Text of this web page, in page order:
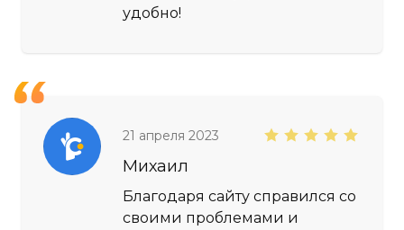
удобно!
21 апреля 2023
Михаил
Благодаря сайту справился со
своими проблемами и